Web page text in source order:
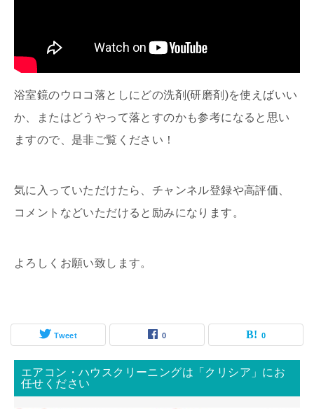
浴室鏡のウロコ落としにどの洗剤(研磨剤)を使えばいい
か、またはどうやって落とすのかも参考になると思い
ますので、是非ご覧ください！
気に入っていただけたら、チャンネル登録や高評価、
コメントなどいただけると励みになります。
よろしくお願い致します。
Tweet 0 0
エアコン・ハウスクリーニングは「クリシア」にお
任せください